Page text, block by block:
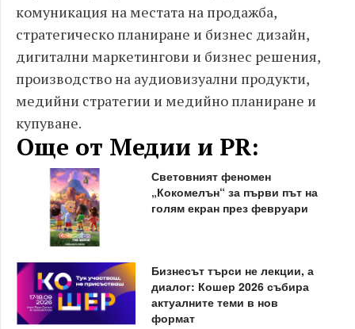
комуникация на местата на продажба,
стратегическо планиране и бизнес дизайн,
дигитални маркетингови и бизнес решения,
производство на аудиовизуални продукти,
медийни стратегии и медийно планиране и
купуване.
Още от Медии и PR:
Световният феномен
„Кокомелън“ за първи път на
голям екран през февруари
Бизнесът търси не лекции, а
диалог: Кошер 2026 събира
актуалните теми в нов
формат